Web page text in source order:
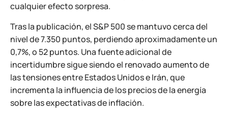
cualquier efecto sorpresa.
Tras la publicación, el S&P 500 se mantuvo cerca del
nivel de 7.350 puntos, perdiendo aproximadamente un
0,7%, o 52 puntos. Una fuente adicional de
incertidumbre sigue siendo el renovado aumento de
las tensiones entre Estados Unidos e Irán, que
incrementa la influencia de los precios de la energía
sobre las expectativas de inflación.